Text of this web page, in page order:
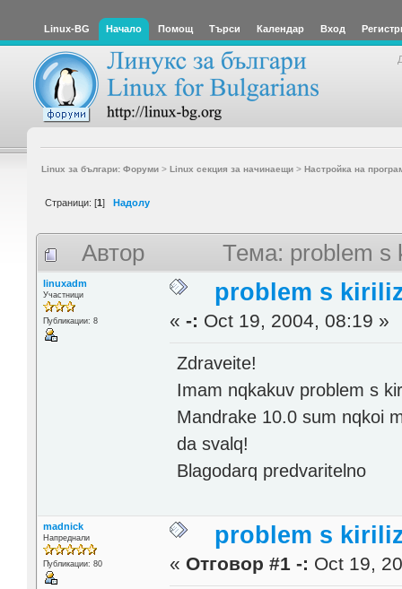
Linux-BG Начало Помощ Търси Календар Вход
Linux за българи: Форуми> Linux секция за начинаещи> Настройка на
Страници: [1] Надолу
Автор Тема: problem s
linuxadm
Участници
Публикации: 8
problem s
«-: Oct 19, 2004, 08:19 »
Zdraveite!
Imam nqkakuv problem s
Mandrake 10.0 sum nqkoi
da svalq!
Blagodarq predvaritelno
madnick
Напреднали
Публикации: 80
problem s
« Отговор #1 -: Oct 19,